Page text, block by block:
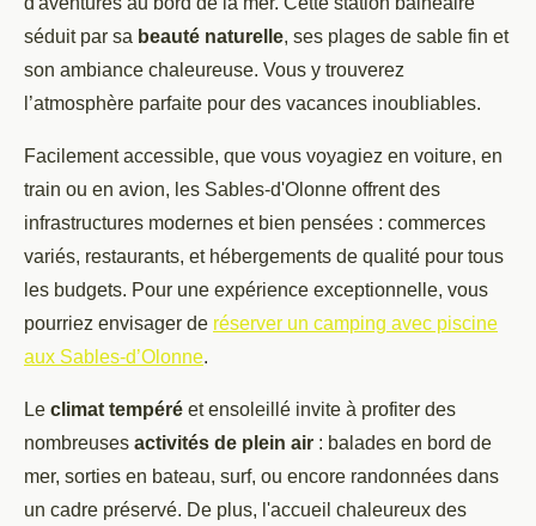
séduit par sa beauté naturelle, ses plages de sable fin et
son ambiance chaleureuse. Vous y trouverez
l’atmosphère parfaite pour des vacances inoubliables.
Facilement accessible, que vous voyagiez en voiture, en
train ou en avion, les Sables-d'Olonne offrent des
infrastructures modernes et bien pensées : commerces
variés, restaurants, et hébergements de qualité pour tous
les budgets. Pour une expérience exceptionnelle, vous
pourriez envisager de réserver un camping avec piscine
aux Sables-d’Olonne.
Le climat tempéré et ensoleillé invite à profiter des
nombreuses activités de plein air : balades en bord de
mer, sorties en bateau, surf, ou encore randonnées dans
un cadre préservé. De plus, l'accueil chaleureux des